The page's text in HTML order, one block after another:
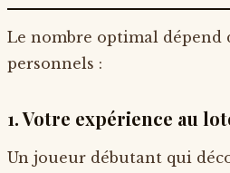
Le nombre optimal dépend
personnels :
1. Votre expérience au
Un joueur débutant qui